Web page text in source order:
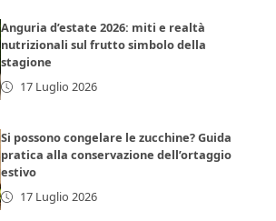
Anguria d’estate 2026: miti e realtà
nutrizionali sul frutto simbolo della
stagione
17 Luglio 2026
Si possono congelare le zucchine? Guida
pratica alla conservazione dell’ortaggio
estivo
17 Luglio 2026